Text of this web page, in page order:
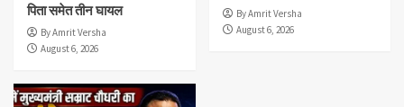
पिता समेत तीन घायल
By Amrit Versha
August 6, 2026
By Amrit Versha
August 6, 2026